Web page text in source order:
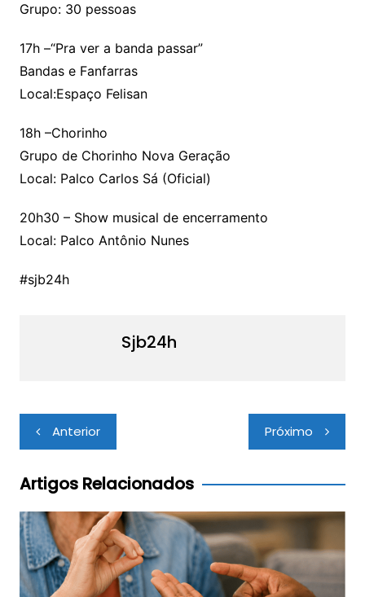
Grupo: 30 pessoas
17h –“Pra ver a banda passar”
Bandas e Fanfarras
Local:Espaço Felisan
18h –Chorinho
Grupo de Chorinho Nova Geração
Local: Palco Carlos Sá (Oficial)
20h30 – Show musical de encerramento
Local: Palco Antônio Nunes
#sjb24h
Sjb24h
Navegação
de
Post
Anterior Próximo
Artigos Relacionados